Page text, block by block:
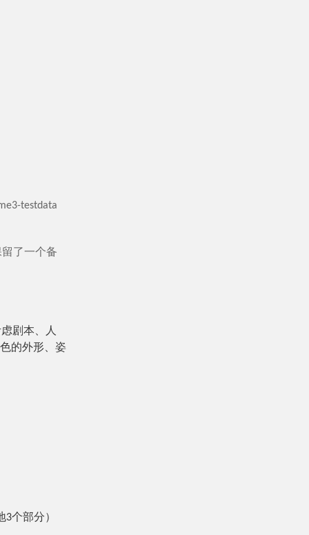
testdata
留了一个备
剧本、人
的外形、姿
3个部分）